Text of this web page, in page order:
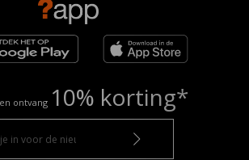
ontvang 10% korting*